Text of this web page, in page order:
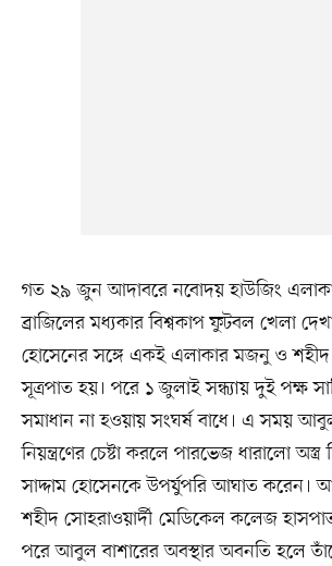
গত ২৯ জুন আদাবরে নবোদয় হাউজিং
ব্রাজিলের মধ্যকার বিশ্বকাপ ফুটবল খেলা
হোসেনের সঙ্গে একই এলাকার মজনু ও শহীদ
সূত্রপাত হয়। পরে ১ জুলাই সন্ধ্যায় দুই পক্ষ
সমাধান না হওয়ায় সংঘর্ষ বাধে। এ সময় আবুল
নিয়ন্ত্রণের চেষ্টা করলে পারভেজ ধারালো
সাদ্দাম হোসেনকে উপর্যুপরি আঘাত করেন।
শহীদ সোহরাওয়ার্দী মেডিকেল কলেজ
পরে আবুল বাশারের অবস্থার অবনতি হলে